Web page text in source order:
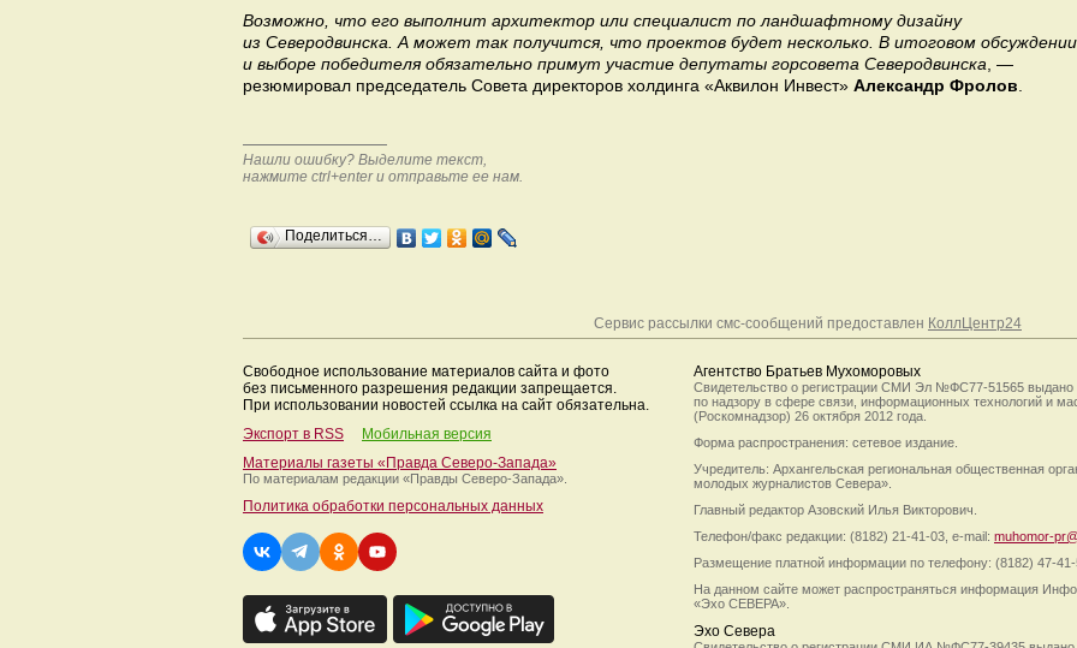
Возможно, что его выполнит архитектор или специалист по ландшафтному дизайну
из Северодвинска. А может так получится, что проектов будет несколько. В итоговом обсуждении
и выборе победителя обязательно примут участие депутаты горсовета Северодвинска , —
резюмировал председатель Совета директоров холдинга «Аквилон Инвест» Александр Фролов
Нашли ошибку? Выделите текст,
нажмите ctrl+enter и отправьте ее нам.
Поделиться…
Сервис рассылки смс-сообщений предоставлен КоллЦентр24
Свободное использование материалов сайта и фото
без письменного разрешения редакции запрещается.
При использовании новостей ссылка на сайт обязательна.
Экспорт в RSS
Мобильная версия
Материалы газеты «Правда Северо-Запада»
По материалам редакции «Правды Северо-Запада».
Политика обработки персональных данных
Агентство Братьев Мухоморовых
Свидетельство о регистрации СМИ Эл №ФС77-51565 выдано
по надзору в сфере связи, информационных технологий и
(Роскомнадзор) 26 октября 2012 года.
Форма распространения: сетевое издание.
Учредитель: Архангельская региональная общественная
молодых журналистов Севера».
Главный редактор Азовский Илья Викторович.
Телефон/факс редакции: (8182) 21-41-03, e-mail: muhomor-
Размещение платной информации по телефону: (8182) 47-
На данном сайте может распространяться информация
«Эхо СЕВЕРА».
Эхо Севера